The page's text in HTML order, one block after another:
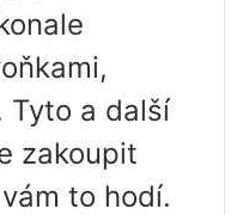
Tyto a další
zakoupit
to hodí.